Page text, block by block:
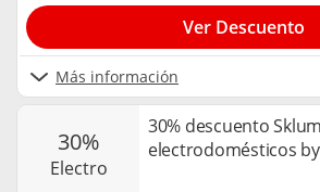
Más información
Ver Descuento
30%
electro
30% descuento
electrodomésticos